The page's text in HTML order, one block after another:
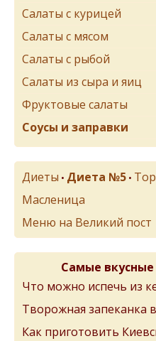
Салаты с курицей
Салаты с мясом
Салаты с рыбой
Салаты из сыра и яиц
Фруктовые салаты
Соусы и заправки
Диеты • Диета №5 •
Масленица
Меню на Великий пост
Самые
Что можно испечь из
Творожная запеканка
Как приготовить